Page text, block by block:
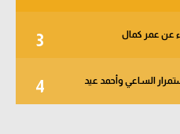
3 عن عمر كمال
4 الساعي وأحمد عيد